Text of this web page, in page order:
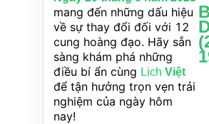
mang đến những dấu hiệu
về sự thay đổi đối với 12
cung hoàng đạo. Hãy sẵn
sàng khám phá những
điều bí ẩn cùng Lịch Việt
để tận hưởng trọn vẹn trải
nghiệm của ngày hôm
nay!